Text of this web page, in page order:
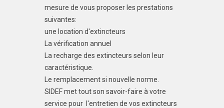
mesure de vous proposer les prestations
suivantes:
une location d'extincteurs
La vérification annuel
La recharge des extincteurs selon leur
caractéristique.
Le remplacement si nouvelle norme.
SIDEF met tout son savoir-faire à votre
service pour l'entretien de vos extincteurs